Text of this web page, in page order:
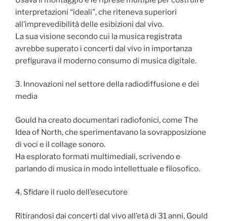
interpretazioni “ideali”, che riteneva superiori
all’imprevedibilità delle esibizioni dal vivo.
La sua visione secondo cui la musica registrata
avrebbe superato i concerti dal vivo in importanza
prefigurava il moderno consumo di musica digitale.
3. Innovazioni nel settore della radiodiffusione e dei
media
Gould ha creato documentari radiofonici, come The
Idea of North, che sperimentavano la sovrapposizione
di voci e il collage sonoro.
Ha esplorato formati multimediali, scrivendo e
parlando di musica in modo intellettuale e filosofico.
4. Sfidare il ruolo dell’esecutore
Ritirandosi dai concerti dal vivo all’età di 31 anni, Gould